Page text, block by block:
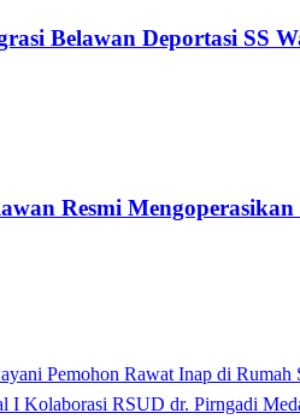
Belawan Deportasi SS
Resmi
Pemohon Rawat Inap di Rumah
I Kolaborasi RSUD dr. Pirngadi